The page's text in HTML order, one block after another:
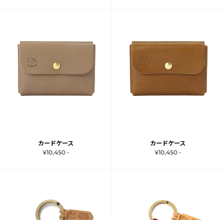
カードケース
¥10,450 -
カードケース
¥10,450 -